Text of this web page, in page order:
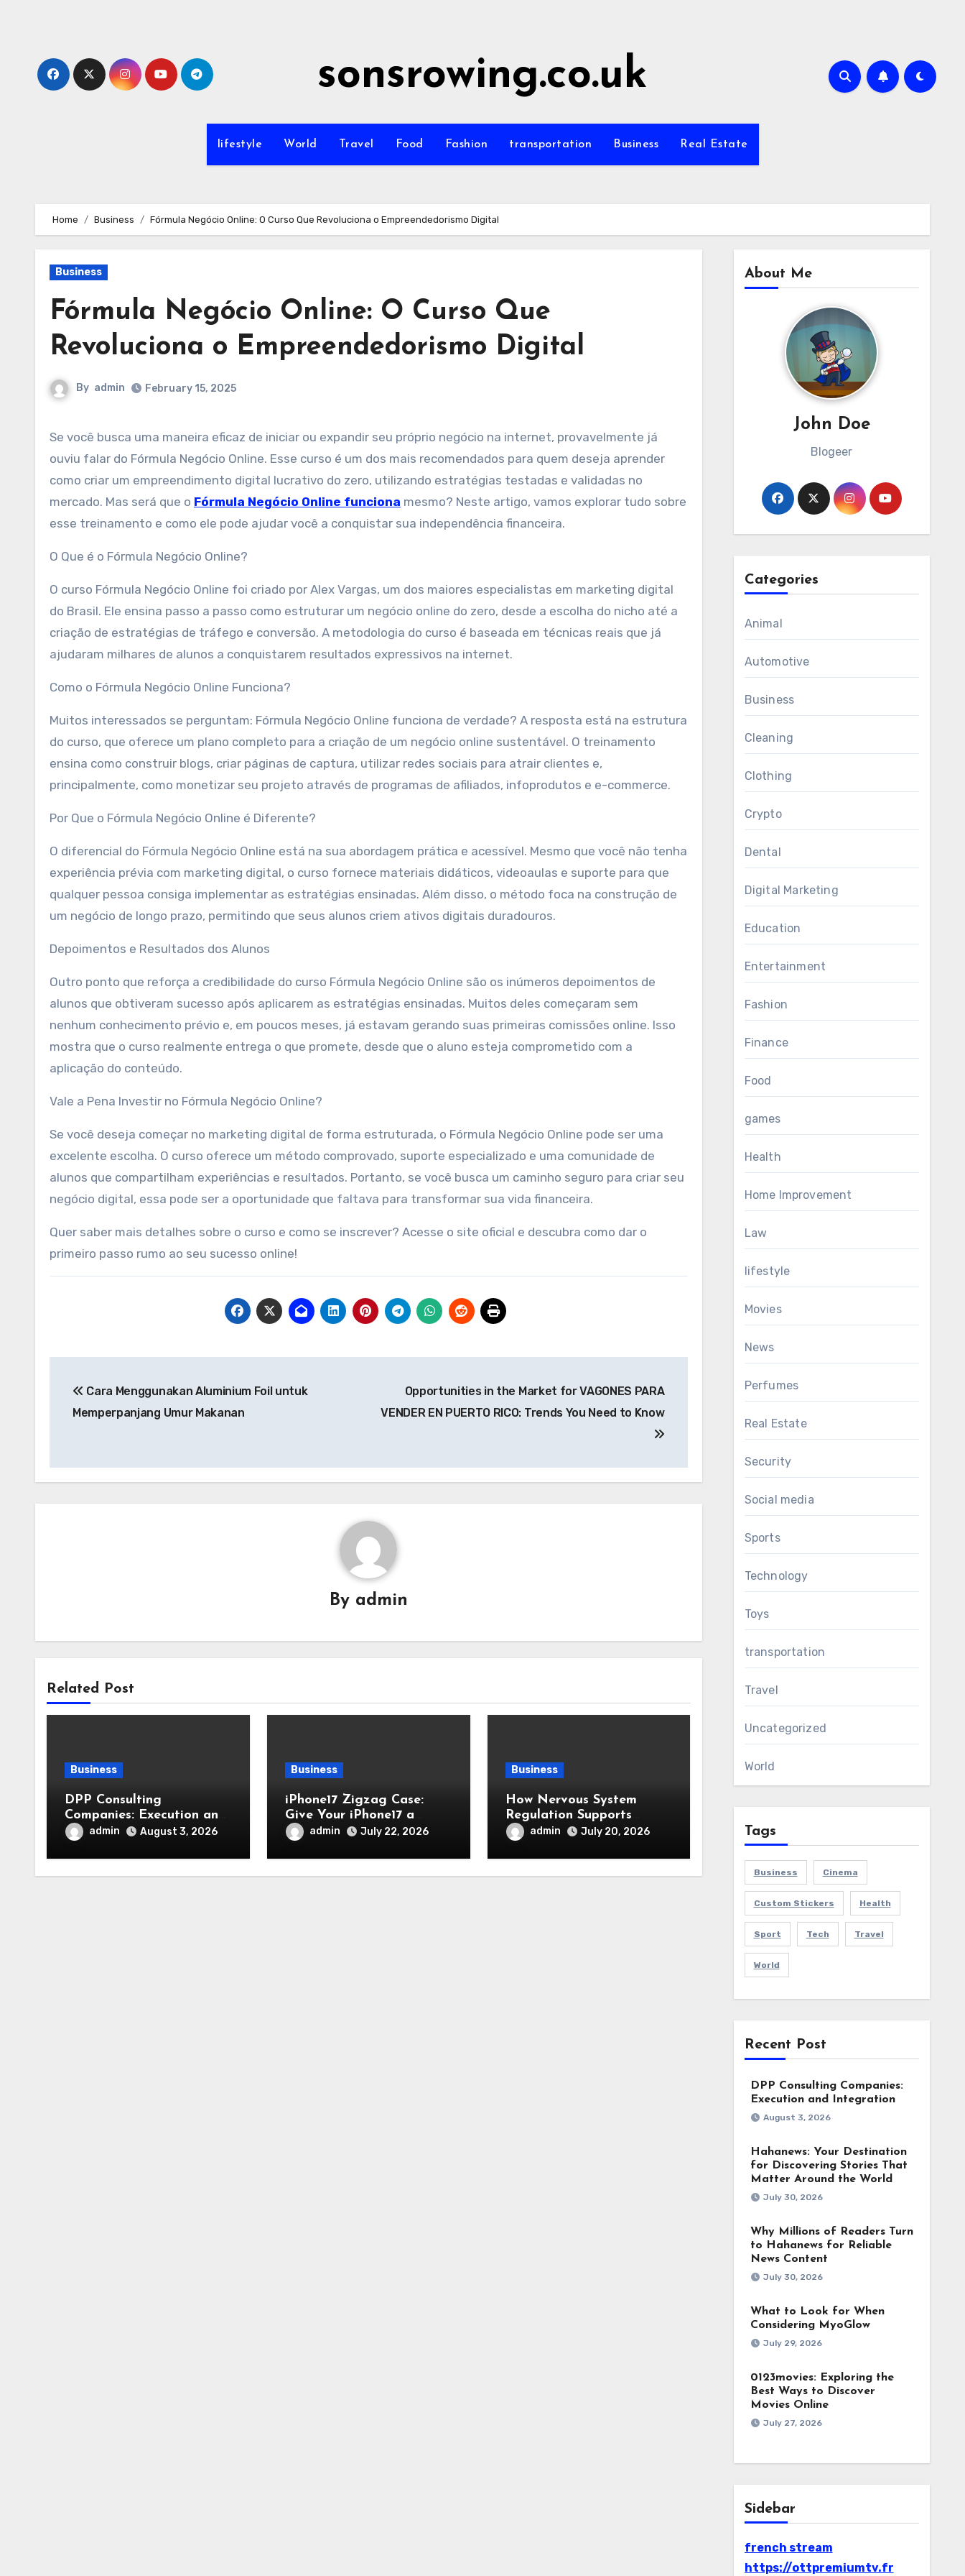
sonsrowing.co.uk
lifestyle World Travel Food Fashion transportation Business Real Estate
Home Business Fórmula Negócio Online: O Curso Que Revoluciona o Empreendedorismo Digital
Business
Fórmula Negócio Online: O Curso Que
Revoluciona o Empreendedorismo Digital
By admin February 15, 2025
Se você busca uma maneira eficaz de iniciar ou expandir seu próprio negócio na internet, provavelmente já
ouviu falar do Fórmula Negócio Online. Esse curso é um dos mais recomendados para quem deseja aprender
como criar um empreendimento digital lucrativo do zero, utilizando estratégias testadas e validadas no
mercado. Mas será que o Fórmula Negócio Online funciona mesmo? Neste artigo, vamos explorar tudo sobre
esse treinamento e como ele pode ajudar você a conquistar sua independência financeira.
O Que é o Fórmula Negócio Online?
O curso Fórmula Negócio Online foi criado por Alex Vargas, um dos maiores especialistas em marketing digital
do Brasil. Ele ensina passo a passo como estruturar um negócio online do zero, desde a escolha do nicho até a
criação de estratégias de tráfego e conversão. A metodologia do curso é baseada em técnicas reais que já
ajudaram milhares de alunos a conquistarem resultados expressivos na internet.
Como o Fórmula Negócio Online Funciona?
Muitos interessados se perguntam: Fórmula Negócio Online funciona de verdade? A resposta está na estrutura
do curso, que oferece um plano completo para a criação de um negócio online sustentável. O treinamento
ensina como construir blogs, criar páginas de captura, utilizar redes sociais para atrair clientes e,
principalmente, como monetizar seu projeto através de programas de afiliados, infoprodutos e e-commerce.
Por Que o Fórmula Negócio Online é Diferente?
O diferencial do Fórmula Negócio Online está na sua abordagem prática e acessível. Mesmo que você não tenha
experiência prévia com marketing digital, o curso fornece materiais didáticos, videoaulas e suporte para que
qualquer pessoa consiga implementar as estratégias ensinadas. Além disso, o método foca na construção de
um negócio de longo prazo, permitindo que seus alunos criem ativos digitais duradouros.
Depoimentos e Resultados dos Alunos
Outro ponto que reforça a credibilidade do curso Fórmula Negócio Online são os inúmeros depoimentos de
alunos que obtiveram sucesso após aplicarem as estratégias ensinadas. Muitos deles começaram sem
nenhum conhecimento prévio e, em poucos meses, já estavam gerando suas primeiras comissões online. Isso
mostra que o curso realmente entrega o que promete, desde que o aluno esteja comprometido com a
aplicação do conteúdo.
Vale a Pena Investir no Fórmula Negócio Online?
Se você deseja começar no marketing digital de forma estruturada, o Fórmula Negócio Online pode ser uma
excelente escolha. O curso oferece um método comprovado, suporte especializado e uma comunidade de
alunos que compartilham experiências e resultados. Portanto, se você busca um caminho seguro para criar seu
negócio digital, essa pode ser a oportunidade que faltava para transformar sua vida financeira.
Quer saber mais detalhes sobre o curso e como se inscrever? Acesse o site oficial e descubra como dar o
primeiro passo rumo ao seu sucesso online!
navigation
Cara Menggunakan Aluminium Foil untuk
Memperpanjang Umur Makanan
Opportunities in the Market for VAGONES PARA
VENDER EN PUERTO RICO: Trends You Need to Know
By admin
Related Post
Business
DPP Consulting
Companies: Execution and
Integration
admin August 3, 2026
Business
iPhone17 Zigzag Case:
Give Your iPhone17 a
Fresh, Modern, and Stylish
Appearance
admin July 22, 2026
Business
How Nervous System
Regulation Supports
Emotional Balance and
Overall Wellness
admin July 20, 2026
About Me
John Doe
Blogeer
Categories
Animal
Automotive
Business
Cleaning
Clothing
Crypto
Dental
Digital Marketing
Education
Entertainment
Fashion
Finance
Food
games
Health
Home Improvement
Law
lifestyle
Movies
News
Perfumes
Real Estate
Security
Social media
Sports
Technology
Toys
transportation
Travel
Uncategorized
World
Tags
Business Cinema
Custom Stickers Health
Sport Tech Travel
World
Recent Post
DPP Consulting Companies:
Execution and Integration
August 3, 2026
Hahanews: Your Destination
for Discovering Stories That
Matter Around the World
July 30, 2026
Why Millions of Readers Turn
to Hahanews for Reliable
News Content
July 30, 2026
What to Look for When
Considering MyoGlow
July 29, 2026
0123movies: Exploring the
Best Ways to Discover
Movies Online
July 27, 2026
Sidebar
french stream
https://ottpremiumtv.fr